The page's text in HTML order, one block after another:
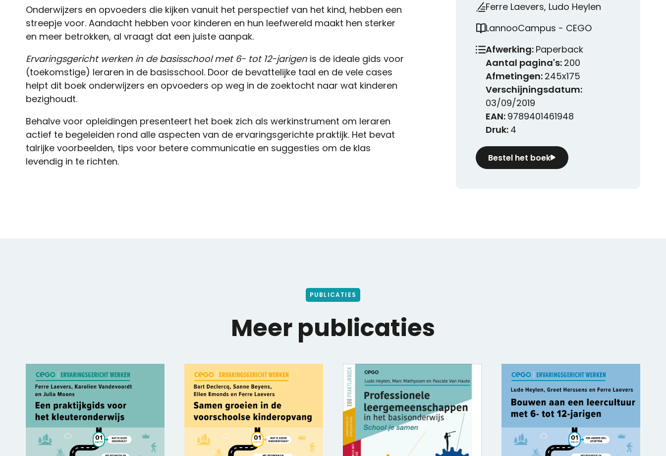
Onderwijzers en opvoeders die kijken vanuit het perspectief van het kind, hebben een
streepje voor. Aandacht hebben voor kinderen en hun leefwereld maakt hen sterker
en meer betrokken, al vraagt dat een juiste aanpak.
Ervaringsgericht werken in de basisschool met 6- tot 12-jarigen is de ideale gids voor
(toekomstige) leraren in de basisschool. Door de bevattelijke taal en de vele cases
helpt dit boek onderwijzers en opvoeders op weg in de zoektocht naar wat kinderen
bezighoudt.
Behalve voor opleidingen presenteert het boek zich als werkinstrument om leraren
actief te begeleiden rond alle aspecten van de ervaringsgerichte praktijk. Het bevat
talrijke voorbeelden, tips voor betere communicatie en suggesties om de klas
levendig in te richten.
Ferre Laevers, Ludo Heylen
LannooCampus - CEGO
Afwerking: Paperback
Aantal pagina's: 200
Afmetingen: 245x175
Verschijningsdatum:
03/09/2019
EAN: 9789401461948
Druk: 4
Bestel het boek
PUBLICATIES
Meer publicaties